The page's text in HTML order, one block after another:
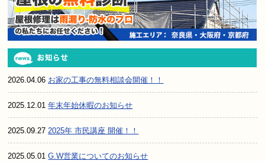
2026.04.06 お家の工事の無料相談会開催！！
2025.12.01年末年始休暇のお知らせ
2025.09.27 2025年 市民講座 開催！！
2025.05.01G.W営業についてのお知らせ